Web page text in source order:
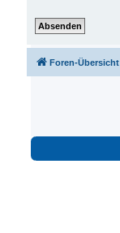
Foren-Übersicht